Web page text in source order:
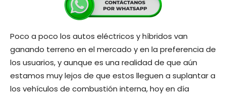
Poco a poco los autos eléctricos y híbridos van
ganando terreno en el mercado y en la preferencia de
los usuarios, y aunque es una realidad de que aún
estamos muy lejos de que estos lleguen a suplantar a
los vehículos de combustión interna, hoy en día